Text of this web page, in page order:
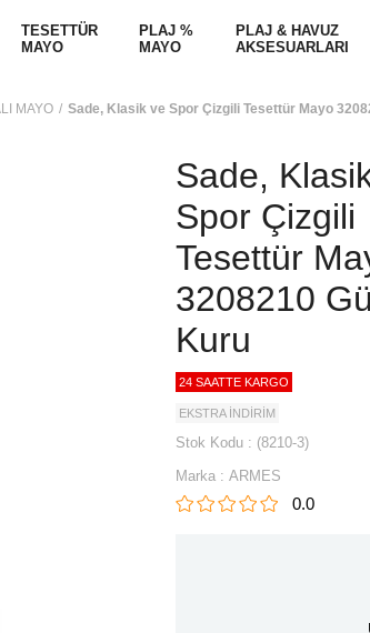
TESETTÜR
MAYO
PLAJ %
MAYO
PLAJ & HAVUZ
AKSESUARLARI
MAYO Sade, Klasik ve Spor Çizgili Tesettür Mayo
Sade,
Spor Çizgili
Tesettür
3208210
Kuru
24 SAATTE KARGO
EKSTRA İNDİRİM
Stok Kodu
(8210-3)
Marka : ARMES
0.0